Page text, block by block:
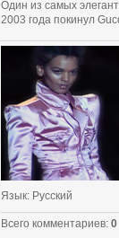
Один из самых
2003 года покинул
Язык: Русский
Всего комментариев: 0